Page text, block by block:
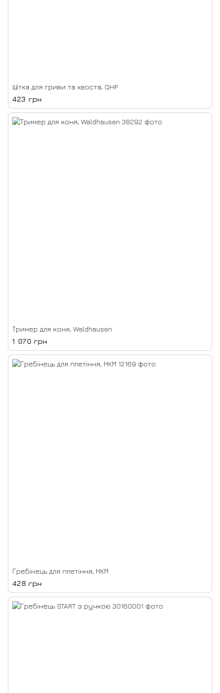
Щітка для гриви та хвоста, QHP
423 грн
Тример для коня, Waldhausen
1 070 грн
Гребінець для плетіння, НКМ
428 грн